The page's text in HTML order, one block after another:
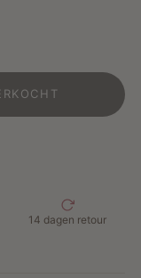
en petrolatum
14 dagen retour